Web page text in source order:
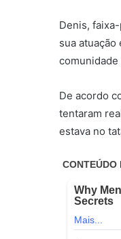
Denis,
sua atuação
comunidade
De acordo
tentaram
estava no